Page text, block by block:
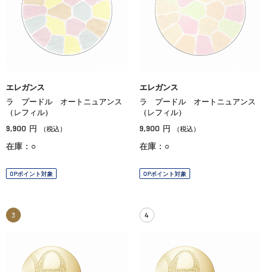
エレガンス
ラ プードル オートニュアンス
（レフィル）
9,900 円 （税込）
在庫：○
OPポイント対象
エレガンス
ラ プードル オートニュアンス
（レフィル）
9,900 円 （税込）
在庫：○
OPポイント対象
3 4